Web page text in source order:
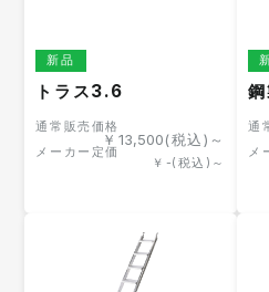
新品
トラス3.6
通常販売価格
￥ 13,500(税込)～
メーカー定価
￥ -(税込)～
通
メ